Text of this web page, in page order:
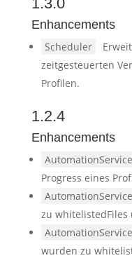
Enhancements
Scheduler
zeitgesteuerten
Profilen.
1.2.4
Enhancements
AutomationService
Progress eines
AutomationService
zu
AutomationService
wurden zu